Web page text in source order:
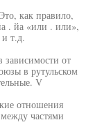
как правило,
. йа «или . или»,
т.д.
от
в рутульском
V
отношения
частями